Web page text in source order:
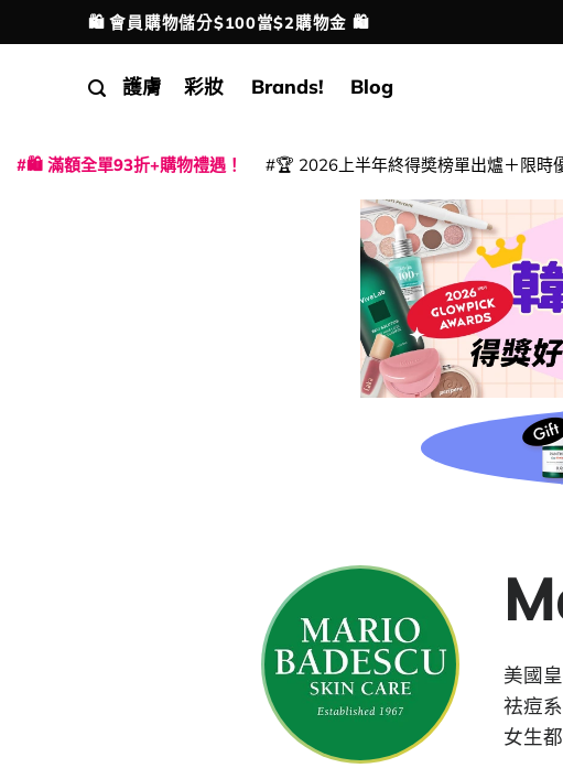
to
配送港澳
🛍️ 會員購物儲分$100當$2購物金 🛍️
護膚 彩妝 Brands! Blog
🛍️ 滿額全單93折+購物禮遇！ 🏆 2026上半年終得奬榜單出爐＋限時
美國
祛痘
女生